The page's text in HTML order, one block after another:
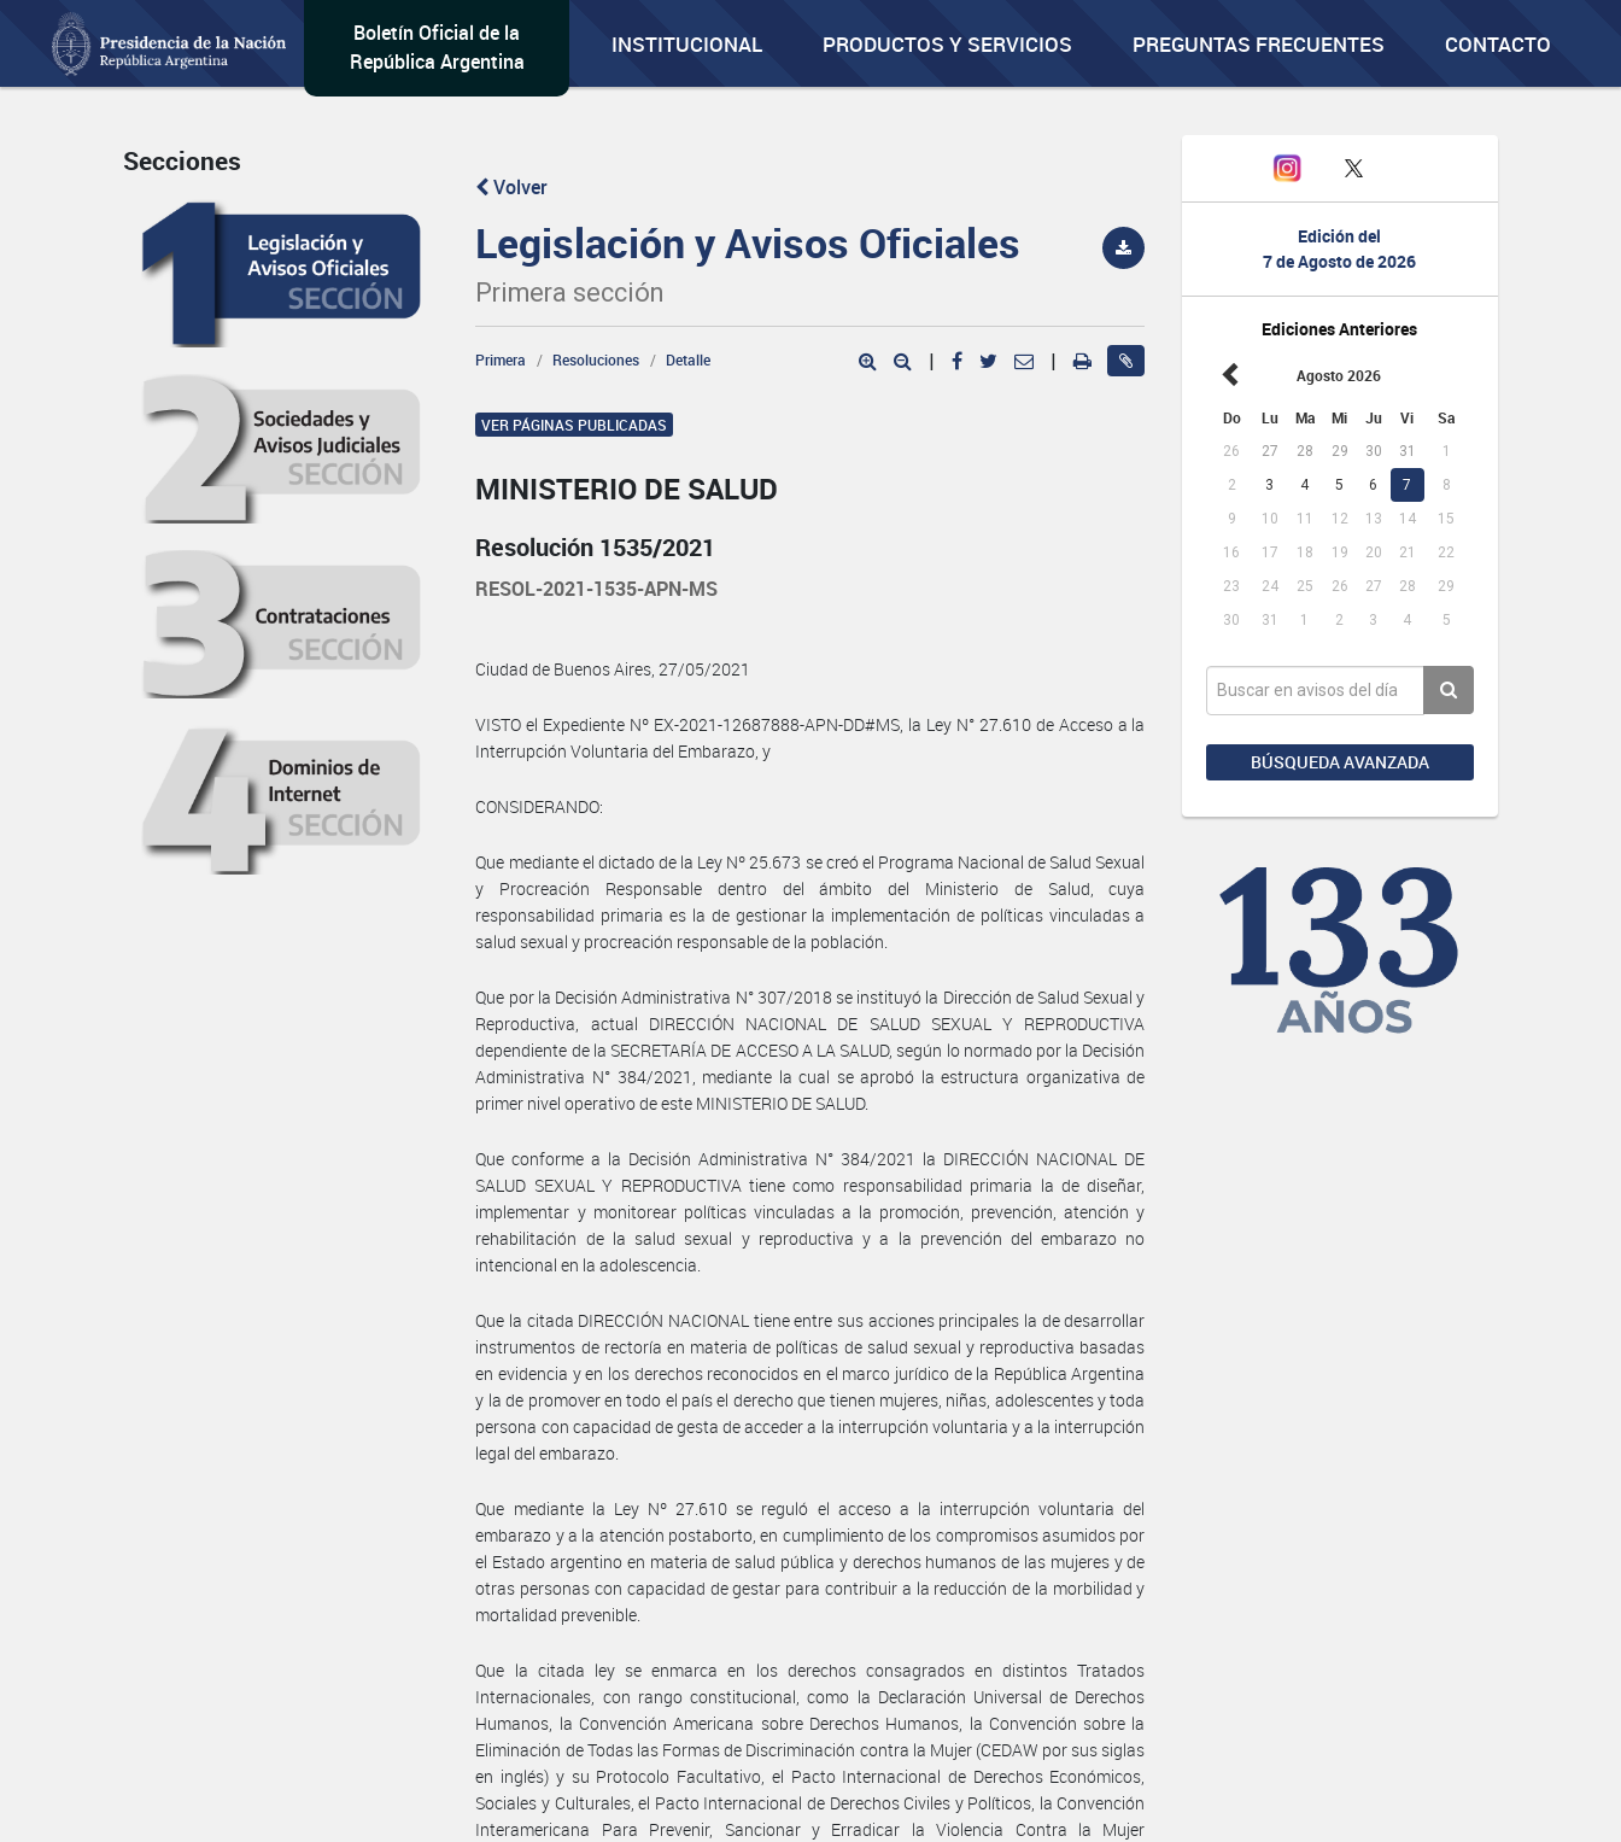
Boletín Oficial de la
República Argentina
INSTITUCIONAL PRODUCTOS Y SERVICIOS PREGUNTAS FRECUENTES CONTACTO
Edición del
7 de Agosto de 2026
Ediciones Anteriores
Agosto 2026
Do Lu Ma Mi Ju Vi Sa
26 27 28 29 30 31
1
2
3 4 5 6 7
8
9
10 11 12 13 14
15
16
17 18 19 20 21
22
23
24 25 26 27 28
29
30
31 1 2 3 4 5
BÚSQUEDA AVANZADA
Secciones
Volver
Legislación y Avisos Oficiales
Primera sección
Primera Resoluciones Detalle | |
VER PÁGINAS PUBLICADAS
MINISTERIO DE SALUD
Resolución 1535/2021
RESOL-2021-1535-APN-MS
Ciudad de Buenos Aires, 27/05/2021
VISTO el Expediente Nº EX-2021-12687888-APN-DD#MS, la Ley N° 27.610 de Acceso a la
Interrupción Voluntaria del Embarazo, y
CONSIDERANDO:
Que mediante el dictado de la Ley Nº 25.673 se creó el Programa Nacional de Salud Sexual
y Procreación Responsable dentro del ámbito del Ministerio de Salud, cuya
responsabilidad primaria es la de gestionar la implementación de políticas vinculadas a
salud sexual y procreación responsable de la población.
Que por la Decisión Administrativa N° 307/2018 se instituyó la Dirección de Salud Sexual y
Reproductiva, actual DIRECCIÓN NACIONAL DE SALUD SEXUAL Y REPRODUCTIVA
dependiente de la SECRETARÍA DE ACCESO A LA SALUD, según lo normado por la Decisión
Administrativa N° 384/2021, mediante la cual se aprobó la estructura organizativa de
primer nivel operativo de este MINISTERIO DE SALUD.
Que conforme a la Decisión Administrativa N° 384/2021 la DIRECCIÓN NACIONAL DE
SALUD SEXUAL Y REPRODUCTIVA tiene como responsabilidad primaria la de diseñar,
implementar y monitorear políticas vinculadas a la promoción, prevención, atención y
rehabilitación de la salud sexual y reproductiva y a la prevención del embarazo no
intencional en la adolescencia.
Que la citada DIRECCIÓN NACIONAL tiene entre sus acciones principales la de desarrollar
instrumentos de rectoría en materia de políticas de salud sexual y reproductiva basadas
en evidencia y en los derechos reconocidos en el marco jurídico de la República Argentina
y la de promover en todo el país el derecho que tienen mujeres, niñas, adolescentes y toda
persona con capacidad de gesta de acceder a la interrupción voluntaria y a la interrupción
legal del embarazo.
Que mediante la Ley Nº 27.610 se reguló el acceso a la interrupción voluntaria del
embarazo y a la atención postaborto, en cumplimiento de los compromisos asumidos por
el Estado argentino en materia de salud pública y derechos humanos de las mujeres y de
otras personas con capacidad de gestar para contribuir a la reducción de la morbilidad y
mortalidad prevenible.
Que la citada ley se enmarca en los derechos consagrados en distintos Tratados
Internacionales, con rango constitucional, como la Declaración Universal de Derechos
Humanos, la Convención Americana sobre Derechos Humanos, la Convención sobre la
Eliminación de Todas las Formas de Discriminación contra la Mujer (CEDAW por sus siglas
en inglés) y su Protocolo Facultativo, el Pacto Internacional de Derechos Económicos,
Sociales y Culturales, el Pacto Internacional de Derechos Civiles y Políticos, la Convención
Interamericana Para Prevenir, Sancionar y Erradicar la Violencia Contra la Mujer